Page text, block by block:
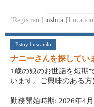
[Registrant] nishita [Location]
Estoy buscando
ナニーさんを探してい
1歳の娘のお世話を短期
います。ご興味のある方
勤務開始時期: 2026年4